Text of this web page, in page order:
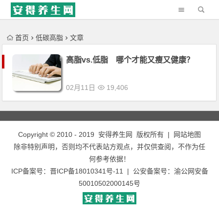
'); })();
首页 低碳高脂 文章
高脂vs.低脂 哪个才能又瘦又健康？
02月11日 19,406
Copyright © 2010 - 2019 安得养生网 版权所有 |
网站地图
除非特别声明，否则均不代表站方观点，并仅供查阅，不作为任
何参考依据！
ICP备案号： 晋ICP备18010341号-11 | 公安备案号： 渝公网安备
50010502000145号